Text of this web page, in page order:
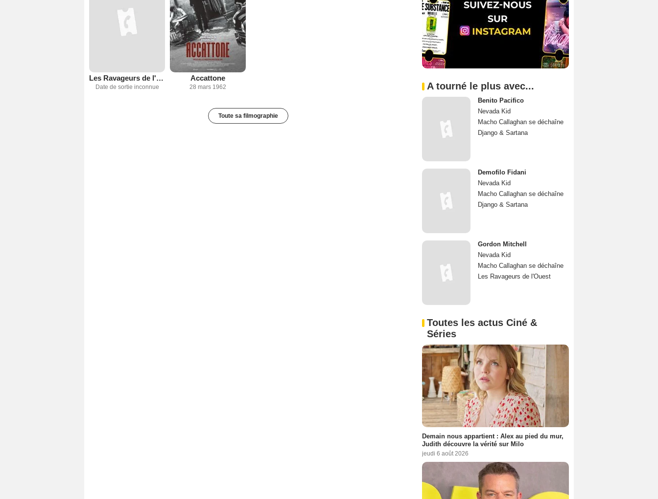
Les Ravageurs de l'Ouest
Date de sortie inconnue
Accattone
28 mars 1962
Toute sa filmographie
A tourné le plus avec...
Benito Pacifico
Nevada Kid
Macho Callaghan se déchaîne
Django & Sartana
Demofilo Fidani
Nevada Kid
Macho Callaghan se déchaîne
Django & Sartana
Gordon Mitchell
Nevada Kid
Macho Callaghan se déchaîne
Les Ravageurs de l'Ouest
Toutes les actus Ciné &
Séries
Demain nous appartient : Alex au pied du mur,
Judith découvre la vérité sur Milo
jeudi 6 août 2026